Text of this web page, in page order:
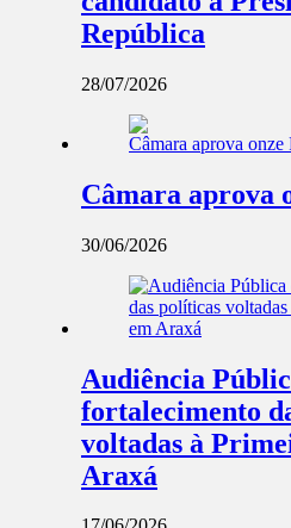
República
28/07/2026
Câmara aprova
30/06/2026
Audiência
fortalecimento
voltadas à
Araxá